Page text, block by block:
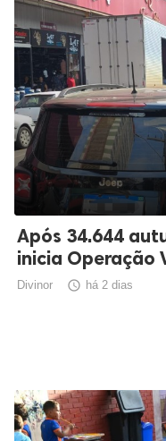
Após 34.644
inicia Operação
Divinor  há 2 dias